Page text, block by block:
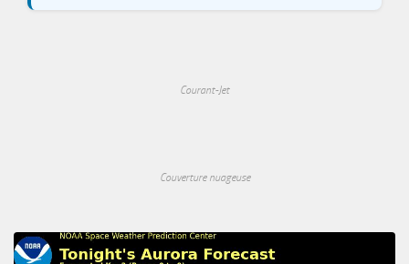
Courant-Jet
Couverture nuageuse